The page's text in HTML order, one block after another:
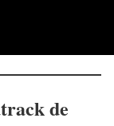
de